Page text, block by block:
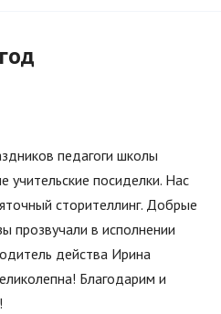
педагоги школы
учительские посиделки. Нас
сторителлинг. Добрые
прозвучали в исполнении
действа Ирина
Благодарим и